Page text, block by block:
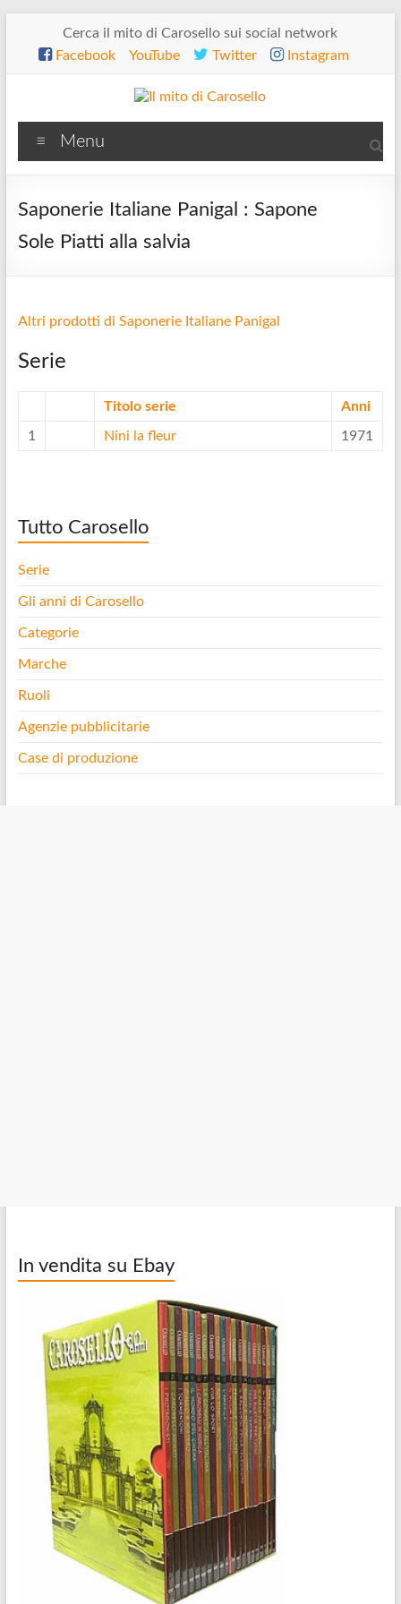
contenuto
Cerca il mito di Carosello sui social network
Facebook
YouTube Twitter Instagram
Il
mito
di
Carosello
Menu
Saponerie Italiane Panigal : Sapone
Sole Piatti alla salvia
Altri prodotti di Saponerie Italiane Panigal
Serie
Titolo serie Anni
1 Nini la fleur 1971
Tutto Carosello
Serie
Gli anni di Carosello
Categorie
Marche
Ruoli
Agenzie pubblicitarie
Case di produzione
In vendita su Ebay